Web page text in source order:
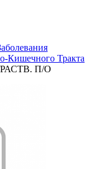
Кишечного Тракта
П/О